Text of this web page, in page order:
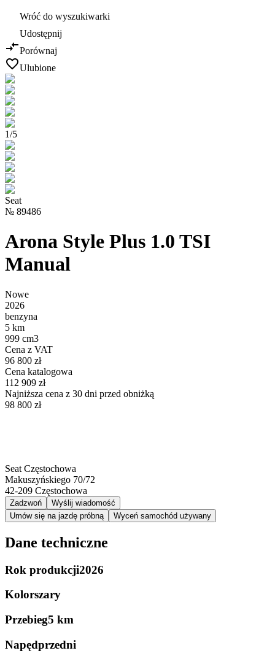
Wróć do wyszukiwarki
Udostępnij
Porównaj
Ulubione
1/5
Seat
№ 89486
Arona Style Plus 1.0 TSI
Manual
Nowe
2026
benzyna
5 km
999 cm3
Cena z VAT
96 800 zł
Cena katalogowa
112 909 zł
Najniższa cena z 30 dni przed obniżką
98 800 zł
Seat Częstochowa
Makuszyńskiego 70/72
42-209 Częstochowa
Zadzwoń
Wyślij wiadomość
Umów się na jazdę próbną
Wyceń samochód używany
Dane techniczne
Rok produkcji2026
Kolorszary
Przebieg5 km
Napędprzedni